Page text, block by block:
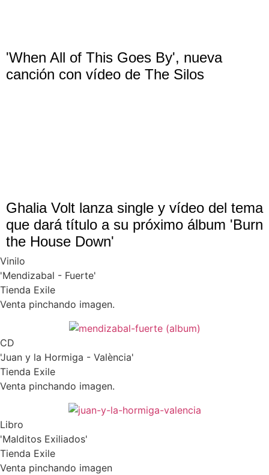
'When All of This Goes By', nueva
canción con vídeo de The Silos
Ghalia Volt lanza single y vídeo del tema
que dará título a su próximo álbum 'Burn
the House Down'
Vinilo
'Mendizabal - Fuerte'
Tienda Exile
Venta pinchando imagen.
CD
'Juan y la Hormiga - València'
Tienda Exile
Venta pinchando imagen.
Libro
'Malditos Exiliados'
Tienda Exile
Venta pinchando imagen